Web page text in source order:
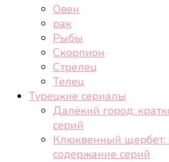
Овен
рак
Рыбы
Скорпион
Стрелец
Телец
Турецкие сериалы
Далёкий город:
серий
Клюквенный щербет:
содержание серий